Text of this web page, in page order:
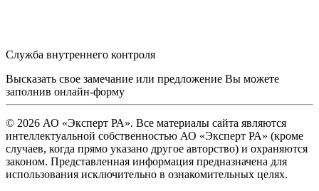
Служба внутреннего контроля
Высказать свое замечание или предложение Вы можете
заполнив онлайн-форму
© 2026 АО «Эксперт РА». Все материалы сайта являются
интеллектуальной собственностью АО «Эксперт РА» (кроме
случаев, когда прямо указано другое авторство) и охраняются
законом. Представленная информация предназначена для
использования исключительно в ознакомительных целях.